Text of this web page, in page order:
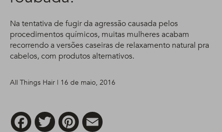
Na tentativa de fugir da agressão causada pelos
procedimentos químicos, muitas mulheres acabam
recorrendo a versões caseiras de relaxamento natural pra
cabelos, com produtos alternativos.
All Things Hair | 16 de maio, 2016
FacebookTwitter Pinterest